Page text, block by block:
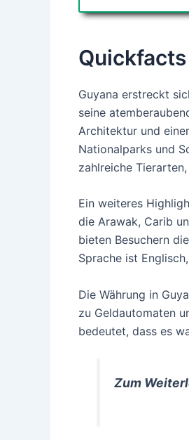
Guyana erstreckt
seine
Architektur und
Nationalparks und
zahlreiche
Ein weiteres
die Arawak, Carib
bieten Besuchern
Sprache ist
Die Währung in
zu Geldautomaten
bedeutet, dass es
Zum